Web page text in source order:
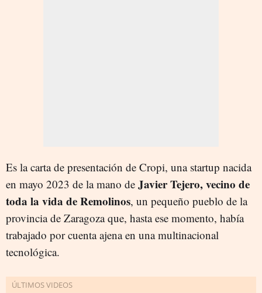
Es la carta de presentación de Cropi, una startup nacida
en mayo 2023 de la mano de Javier Tejero, vecino de
toda la vida de Remolinos, un pequeño pueblo de la
provincia de Zaragoza que, hasta ese momento, había
trabajado por cuenta ajena en una multinacional
tecnológica.